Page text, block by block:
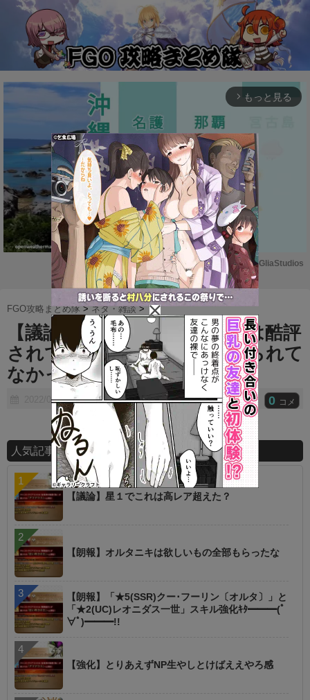
arrow_forward_ios もっと見る
M
u
t
e
Powered by GliaStudios
FGO攻略まとめ隊 >ネタ・雑談 >
【議論】このシナリオって今は酷評
されてるけど当時は持ち上げられて
なかったか！？ｗ
2022/04/06 0 コメ
人気記事ランキング
【議論】星１でこれは高レア超えた？
【朗報】オルタニキは欲しいもの全部もらったな
【朗報】「★5(SSR)クー･フーリン〔オルタ〕」と
「★2(UC)レオニダス一世」スキル強化ｷﾀ━━━(ﾟ
∀ﾟ)━━━!!
【強化】とりあえずNP生やしとけばええやろ感